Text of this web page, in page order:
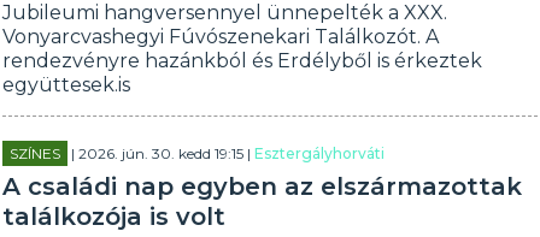
Jubileumi hangversennyel ünnepelték a XXX.
Vonyarcvashegyi Fúvószenekari Találkozót. A
rendezvényre hazánkból és Erdélyből is érkeztek
együttesek.is
SZÍNES | 2026. jún. 30. kedd 19:15 |Esztergályhorváti
A családi nap egyben az elszármazottak
találkozója is volt